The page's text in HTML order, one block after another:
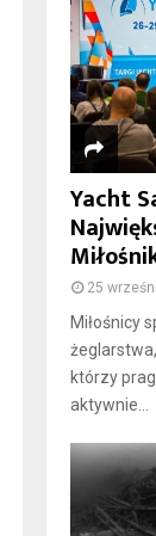
Yacht
25
Miłośnicy
którzy
aktywnie...